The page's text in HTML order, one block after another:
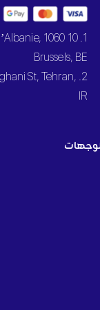
d’Albanie, 1060
Brussels, BE
St, Tehran,
IR